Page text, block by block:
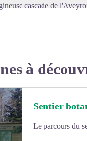
cascade de
à
Sentier
Le parcours du